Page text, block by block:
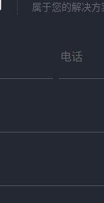
属于您的解决方